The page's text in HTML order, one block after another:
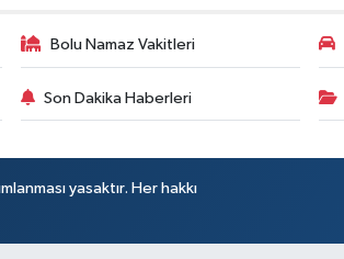
Bolu Namaz Vakitleri
Son Dakika Haberleri
yasaktır. Her hakkı